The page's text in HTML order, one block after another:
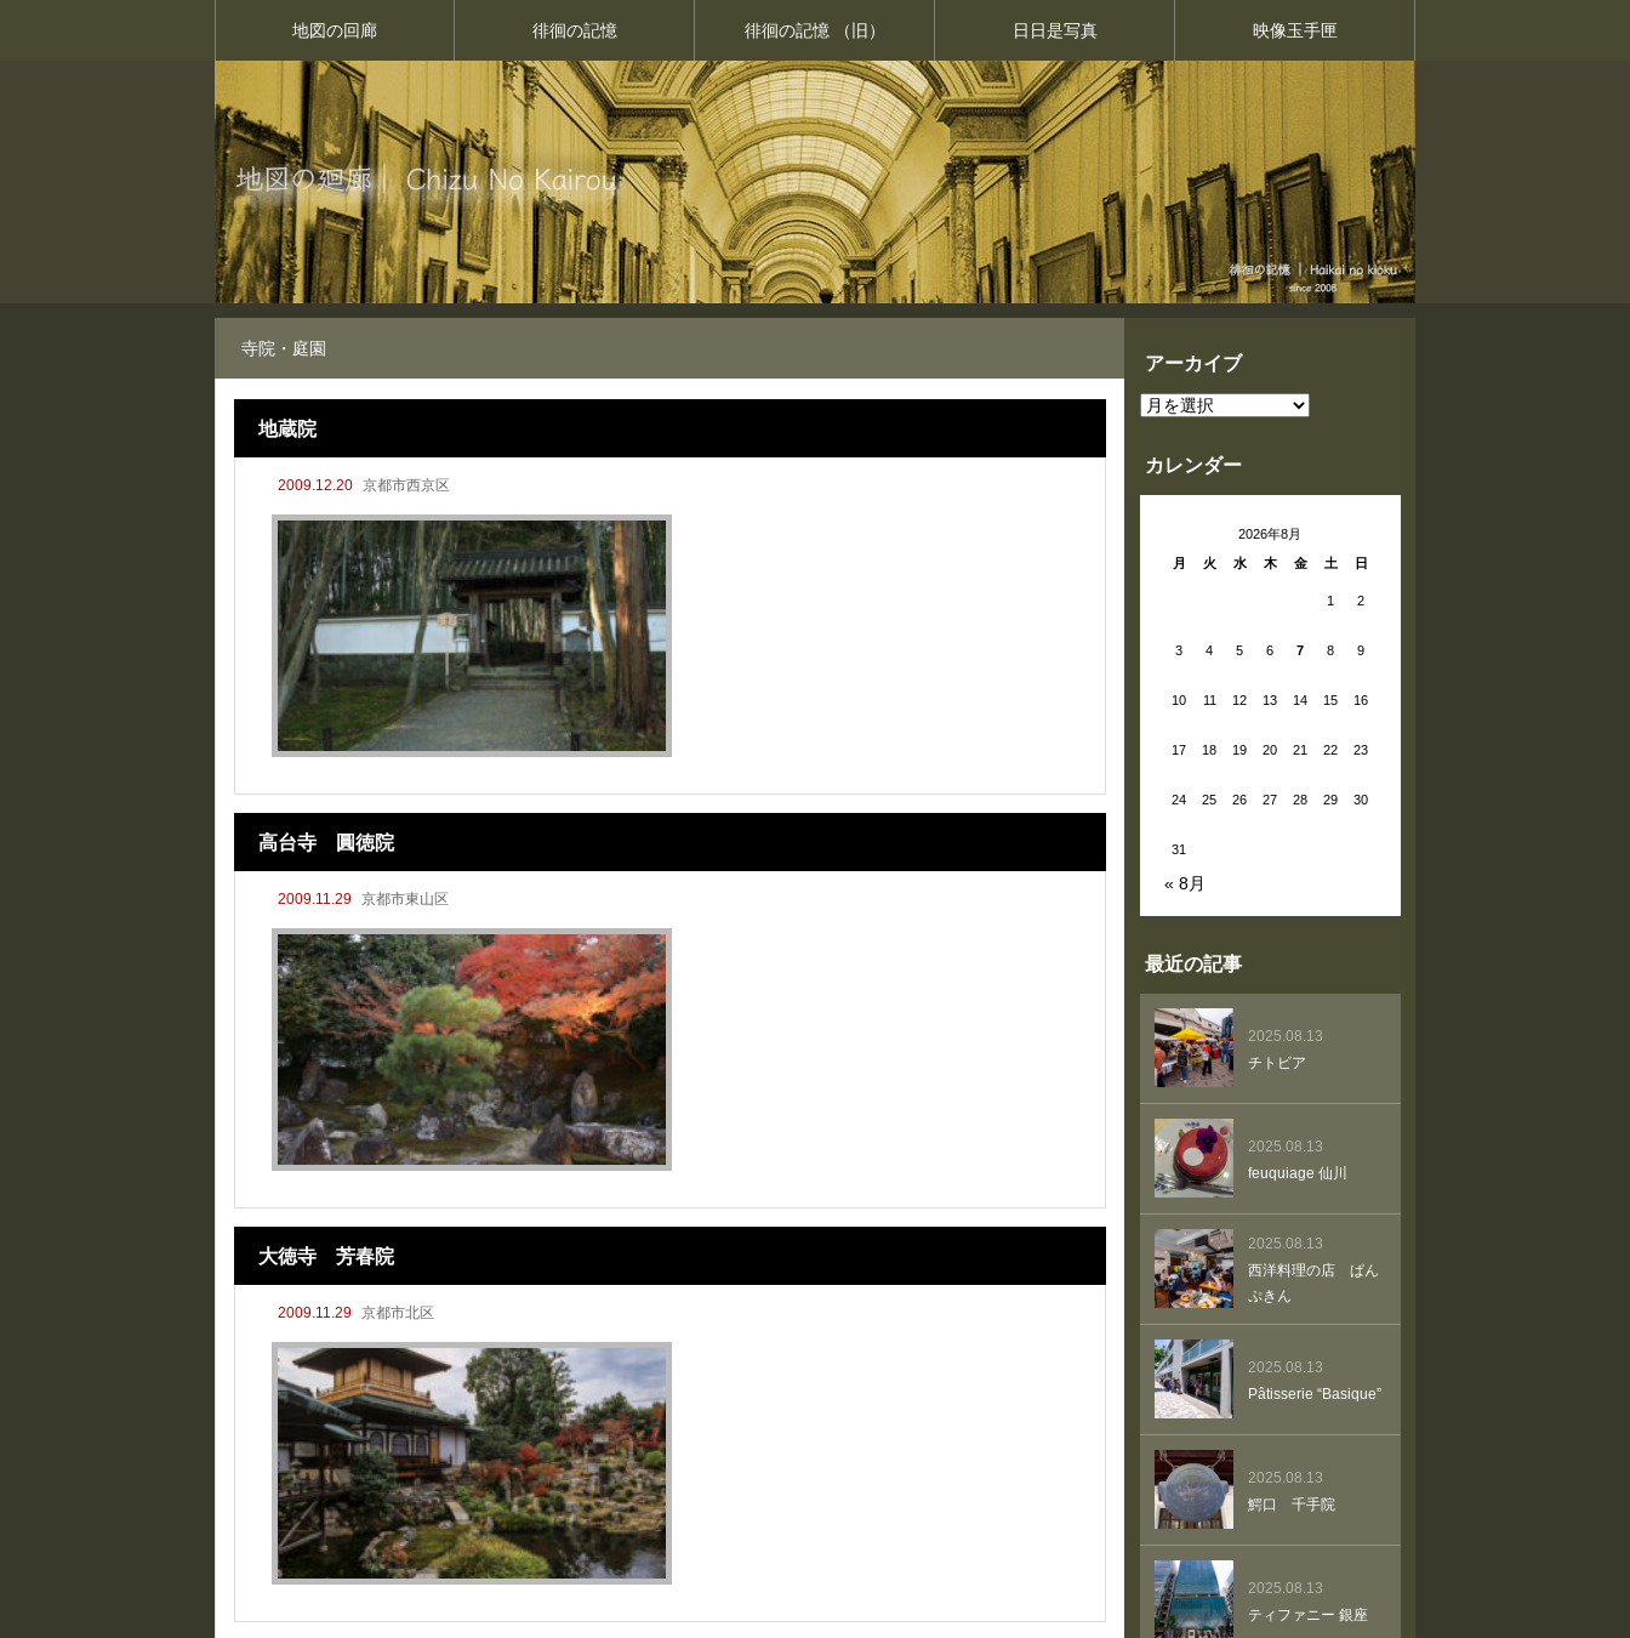
地図の回廊 徘徊の記憶 徘徊の記憶 （旧） 日日是写真 映像玉手匣
寺院・庭園
地蔵院
2009.12.20 京都市西京区
高台寺 圓徳院
2009.11.29 京都市東山区
大徳寺 芳春院
2009.11.29 京都市北区
アーカイブ
ア
ー
ブ
カレンダー
2026年8月
月
火 水 木 金 土 日
1 2
3 4 5 6 7 8 9
10 11 12 13 14 15 16
17 18 19 20 21 22 23
24 25 26 27 28 29 30
31
« 8月
最近の記事
2025.08.13
チトビア
2025.08.13
feuquiage 仙川
2025.08.13
西洋料理の店 ぱん
ぷきん
2025.08.13
Pâtisserie “Basique”
2025.08.13
鰐口 千手院
2025.08.13
ティファニー 銀座